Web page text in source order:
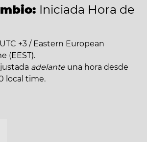
Iniciada Hora de
+3 / Eastern European
(EEST).
adelante una hora desde
local time.